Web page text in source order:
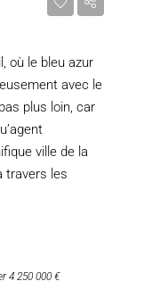
où le bleu azur
avec le
plus loin, car
ville de la
travers les
4 250 000 €